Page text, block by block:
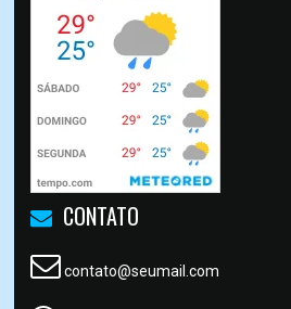
CONTATO
contato@seumail.com